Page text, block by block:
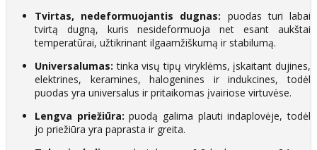
Tvirtas, nedeformuojantis dugnas: puodas turi labai
tvirtą dugną, kuris nesideformuoja net esant aukštai
temperatūrai, užtikrinant ilgaamžiškumą ir stabilumą.
Universalumas: tinka visų tipų viryklėms, įskaitant dujines,
elektrines, keramines, halogenines ir indukcines, todėl
puodas yra universalus ir pritaikomas įvairiose virtuvėse.
Lengva priežiūra: puodą galima plauti indaplovėje, todėl
jo priežiūra yra paprasta ir greita.